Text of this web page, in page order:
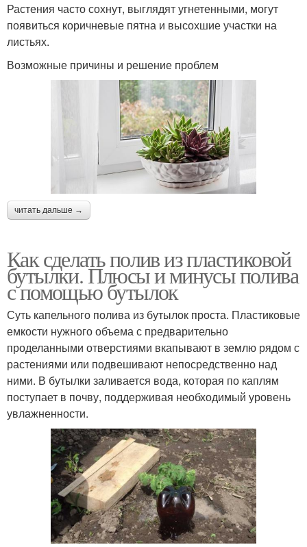
Растения часто сохнут, выглядят угнетенными, могут
появиться коричневые пятна и высохшие участки на
листьях.
Возможные причины и решение проблем
читать дальше →
Как сделать полив из пластиковой
бутылки. Плюсы и минусы полива
с помощью бутылок
Суть капельного полива из бутылок проста. Пластиковые
емкости нужного объема с предварительно
проделанными отверстиями вкапывают в землю рядом с
растениями или подвешивают непосредственно над
ними. В бутылки заливается вода, которая по каплям
поступает в почву, поддерживая необходимый уровень
увлажненности.